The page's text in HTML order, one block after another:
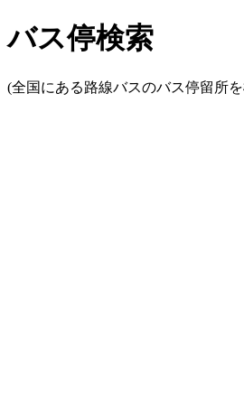
バス停検索
(全国にある路線バスのバス停留所